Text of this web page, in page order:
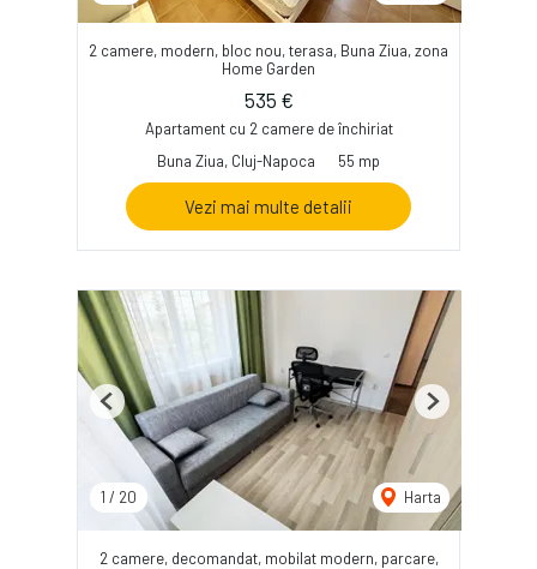
2 camere, modern, bloc nou, terasa, Buna Ziua, zona
Home Garden
535 €
Apartament cu 2 camere de închiriat
Buna Ziua, Cluj-Napoca
55 mp
Vezi mai multe detalii
1 / 20 Harta
Previous Next
2 camere, decomandat, mobilat modern, parcare,